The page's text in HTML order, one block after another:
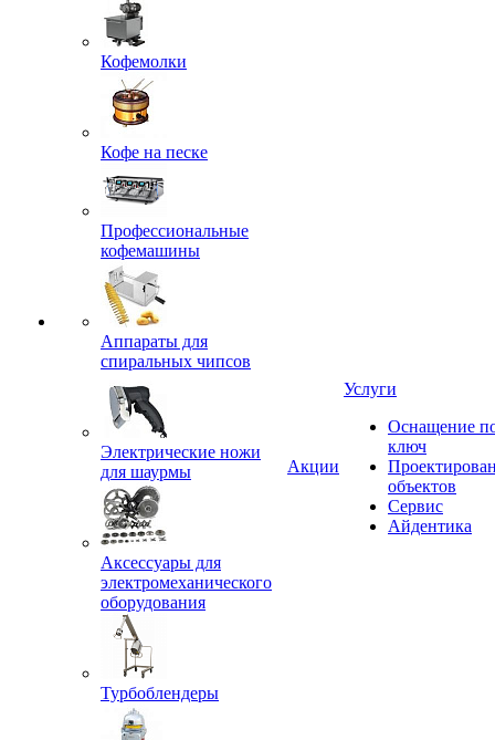
Кофемолки
Кофе на песке
Профессиональные
кофемашины
Аппараты для
спиральных чипсов
Электрические ножи
для шаурмы
Аксессуары для
электромеханического
оборудования
Турбоблендеры
Акции
Услуги
Оснащение
ключ
объектов
Сервис
Айдентика